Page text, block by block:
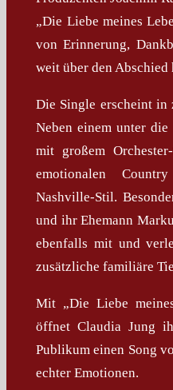
„Die Liebe meines
von Erinnerung,
weit über den Abschied
Die Single erscheint in
Neben einem unter
mit großem
emotionalen
Nashville-Stil.
und ihr Ehemann
ebenfalls mit und
zusätzliche familiäre
Mit „Die Liebe
öffnet Claudia Jung
Publikum einen Song
echter Emotionen.